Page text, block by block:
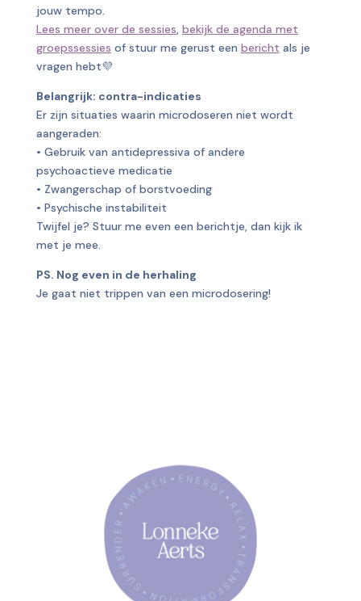
jouw tempo.
Lees meer over de sessies, bekijk de agenda met
groepssessies of stuur me gerust een bericht als je
vragen hebt💜
Belangrijk: contra-indicaties
Er zijn situaties waarin microdoseren niet wordt
aangeraden:
• Gebruik van antidepressiva of andere
psychoactieve medicatie
• Zwangerschap of borstvoeding
• Psychische instabiliteit
Twijfel je? Stuur me even een berichtje, dan kijk ik
met je mee.
PS. Nog even in de herhaling
Je gaat niet trippen van een microdosering!